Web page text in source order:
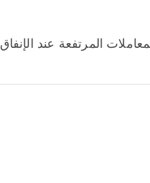
المرتفعة عند الإنفاق